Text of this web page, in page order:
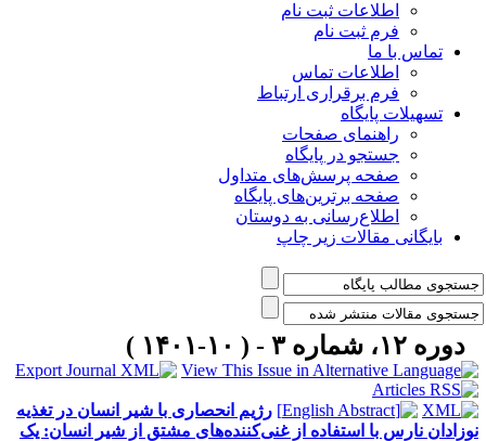
اطلاعات ثبت نام
فرم ثبت نام
تماس با ما
اطلاعات تماس
فرم برقراری ارتباط
تسهیلات پایگاه
راهنمای صفحات
جستجو در پایگاه
صفحه پرسش‌های متداول
صفحه برترین‌های پایگاه
اطلاع‌رسانی به دوستان
بایگانی مقالات زیر چاپ
دوره ۱۲، شماره ۳ - ( ۱۰-۱۴۰۱ )
رژیم انحصاری با شیر انسان در تغذیه
نارس با استفاده از غنی‌کننده‌های مشتق از شیر انسان: یک